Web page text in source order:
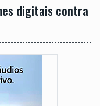
digitais contra